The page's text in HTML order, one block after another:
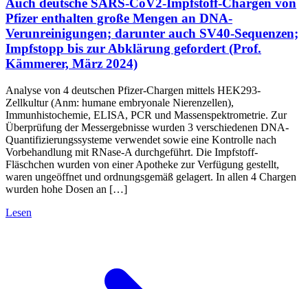
Auch deutsche SARS-CoV2-Impfstoff-Chargen von
Pfizer enthalten große Mengen an DNA-
Verunreinigungen; darunter auch SV40-Sequenzen;
Impfstopp bis zur Abklärung gefordert (Prof.
Kämmerer, März 2024)
Analyse von 4 deutschen Pfizer-Chargen mittels HEK293-
Zellkultur (Anm: humane embryonale Nierenzellen),
Immunhistochemie, ELISA, PCR und Massenspektrometrie. Zur
Überprüfung der Messergebnisse wurden 3 verschiedenen DNA-
Quantifizierungssysteme verwendet sowie eine Kontrolle nach
Vorbehandlung mit RNase-A durchgeführt. Die Impfstoff-
Fläschchen wurden von einer Apotheke zur Verfügung gestellt,
waren ungeöffnet und ordnungsgemäß gelagert. In allen 4 Chargen
wurden hohe Dosen an […]
Lesen